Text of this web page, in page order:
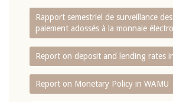
Rapport semestriel de surveillance
paiement adossés à la monnaie
Report on deposit and lending rates
Report on Monetary Policy in WAMU